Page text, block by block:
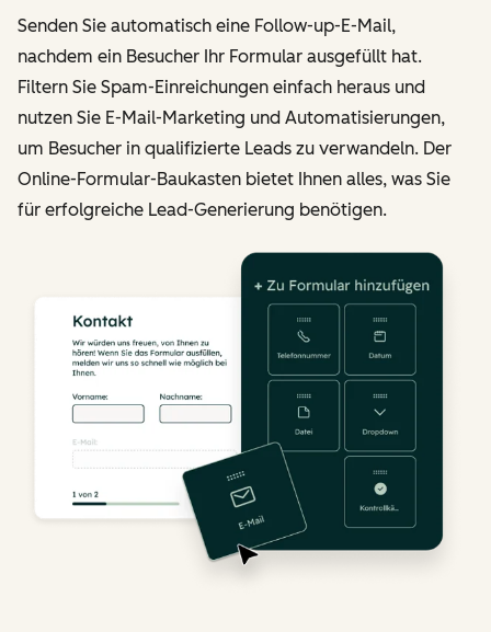
Senden Sie automatisch eine Follow-up-E-Mail,
nachdem ein Besucher Ihr Formular ausgefüllt hat.
Filtern Sie Spam-Einreichungen einfach heraus und
nutzen Sie E-Mail-Marketing und Automatisierungen,
um Besucher in qualifizierte Leads zu verwandeln. Der
Online-Formular-Baukasten bietet Ihnen alles, was Sie
für erfolgreiche Lead-Generierung benötigen.